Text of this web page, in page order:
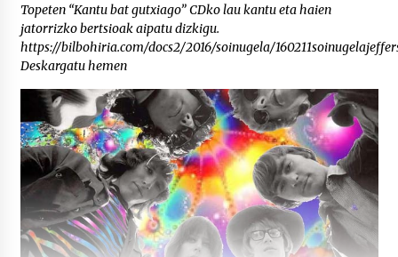
Topeten “Kantu bat gutxiago” CDko lau kantu eta haien
jatorrizko bertsioak aipatu dizkigu.
https://bilbohiria.com/docs2/2016/soinugela/
Deskargatu hemen